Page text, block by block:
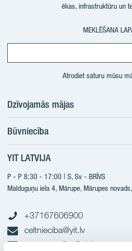
ēkas, infrastruktūru un
MEKLĒŠANA
Atrodiet saturu mūsu
Dzīvojamās mājas
Meklēt dzīvokli
Nākotnes projekti
Pārdošanas informācija
YIT Plus
Kontakti
Būvniecība
Būvniecība
Jaunie projekti
Realizētie projekti
YIT LATVIJA
P - P 8:30 - 17:00 | S, Sv - BRĪVS
Malduguņu iela 4, Mārupe, Mārupes
+37167606900
celtnieciba@yit.lv
gramatvediba@yit.lv